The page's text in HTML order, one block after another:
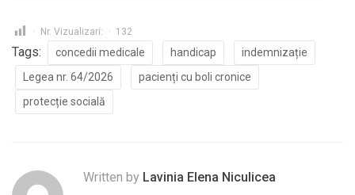
Nr. Vizualizari: 132
Tags: concedii medicale handicap
indemnizație
Legea nr. 64/2026
pacienți cu boli cronice
protecție socială
Written by Lavinia Elena Niculicea